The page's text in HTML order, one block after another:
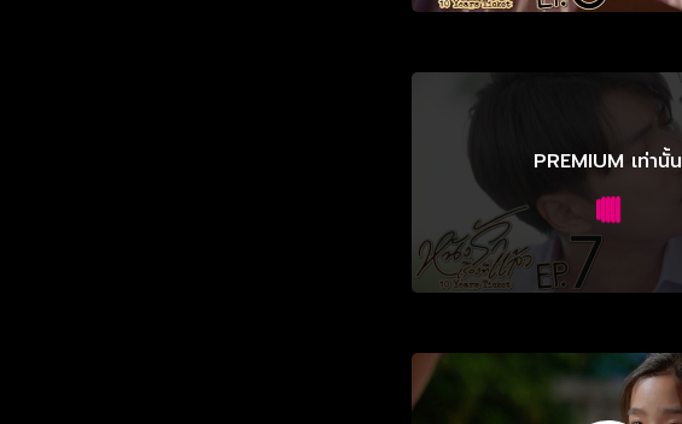
PREMIUM เท่านั้น